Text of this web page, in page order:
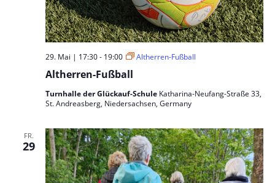
Altherren-Fußball
29. Mai | 17:30- 19:00 Altherren-Fußball
Turnhalle der Glückauf-Schule Katharina-Neufang-Straße 33,
St. Andreasberg, Niedersachsen, Germany
FR.
29